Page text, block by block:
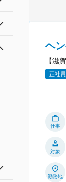
ヘ
【滋
正社員
仕事
対象
勤務地